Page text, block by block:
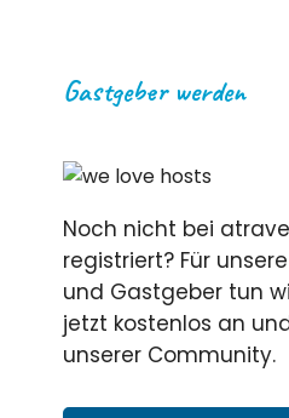
Gastgeber werden
Noch nicht bei
registriert? Für
und Gastgeber tun
jetzt kostenlos an
unserer Community.